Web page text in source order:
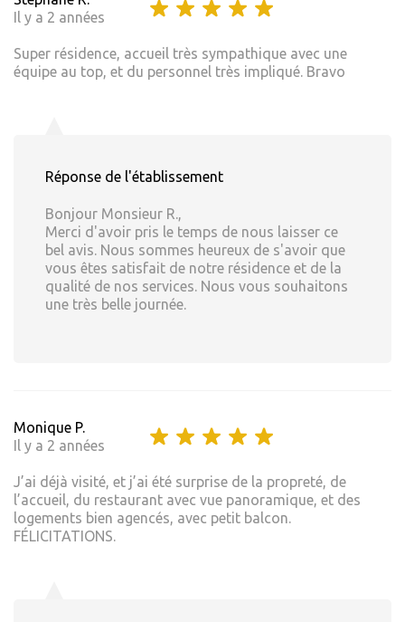
Il y a 2 années
Super résidence, accueil très sympathique avec une
équipe au top, et du personnel très impliqué. Bravo
Réponse de l'établissement
Bonjour Monsieur R.,
Merci d'avoir pris le temps de nous laisser ce
bel avis. Nous sommes heureux de s'avoir que
vous êtes satisfait de notre résidence et de la
qualité de nos services. Nous vous souhaitons
une très belle journée.
Monique P.
Il y a 2 années
J’ai déjà visité, et j’ai été surprise de la propreté, de
l’accueil, du restaurant avec vue panoramique, et des
logements bien agencés, avec petit balcon.
FÉLICITATIONS.